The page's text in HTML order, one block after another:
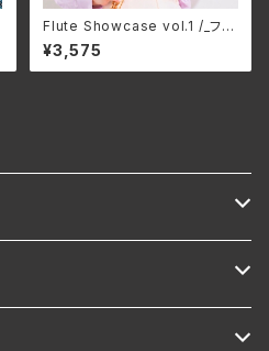
Flute Showcase vol.1 /_フル
ートショーケース vol.1/Variou
s Artists GNRS-0038(仕
様:CD)
¥3,575